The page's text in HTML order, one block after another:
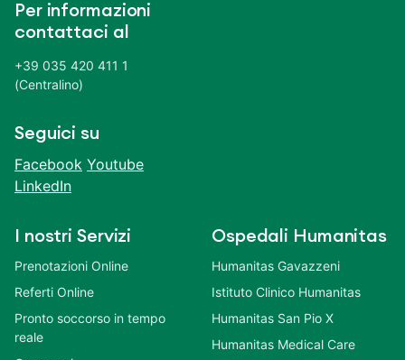
Per informazioni
contattaci al
+39 035 420 411 1
(Centralino)
Seguici su
Facebook Youtube
LinkedIn
I nostri Servizi
Prenotazioni Online
Referti Online
Pronto soccorso in tempo
reale
Ospedali Humanitas
Humanitas Gavazzeni
Istituto Clinico Humanitas
Humanitas San Pio X
Humanitas Medical Care